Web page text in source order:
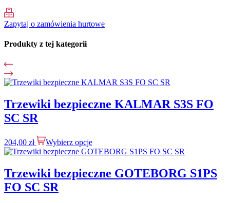
Zapytaj o zamówienia hurtowe
Produkty z tej kategorii
Trzewiki bezpieczne KALMAR S3S FO
SC SR
204,00 zł Wybierz opcje
Trzewiki bezpieczne GOTEBORG S1PS
FO SC SR